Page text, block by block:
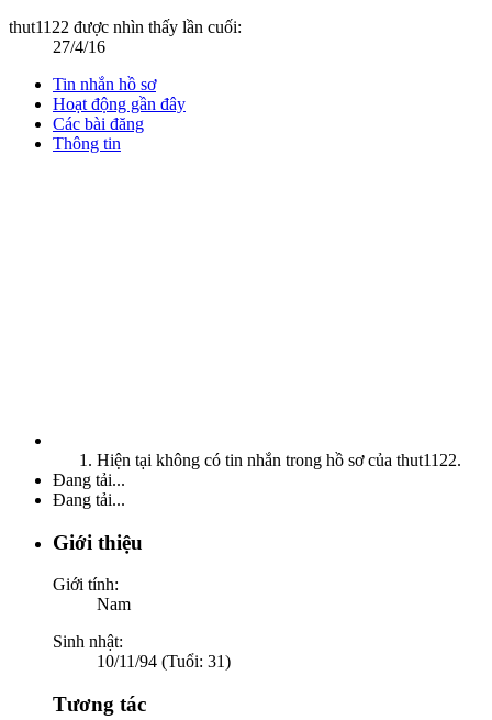
thut1122 được nhìn thấy lần cuối:
27/4/16
Tin nhắn hồ sơ
Hoạt động gần đây
Các bài đăng
Thông tin
Hiện tại không có tin nhắn trong hồ sơ của thut1122.
Đang tải...
Đang tải...
Giới thiệu
Giới tính:
Nam
Sinh nhật:
10/11/94 (Tuổi: 31)
Tương tác